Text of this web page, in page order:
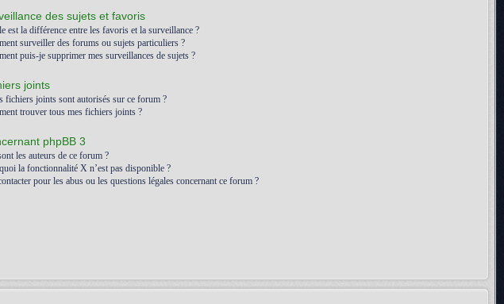
des sujets et favoris
est la différence entre les favoris et la surveillance ?
surveiller des forums ou sujets particuliers ?
puis-je supprimer mes surveillances de sujets ?
joints
fichiers joints sont autorisés sur ce forum ?
trouver tous mes fichiers joints ?
phpBB 3
les auteurs de ce forum ?
la fonctionnalité X n’est pas disponible ?
pour les abus ou les questions légales concernant ce forum ?